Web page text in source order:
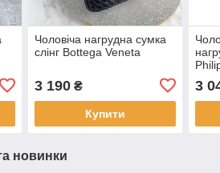
Чоловіча нагрудна сумка
слінг Bottega Veneta
3 190₴
Купити
3
новинки